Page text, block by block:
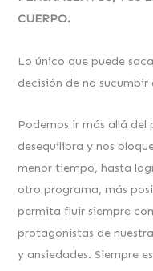
CUERPO.
Lo único que puede
decisión de no sucumbir
Podemos ir más allá
desequilibra y nos
menor tiempo, hasta
otro programa, más
permita fluir siempre
protagonistas de
y ansiedades. Siempre